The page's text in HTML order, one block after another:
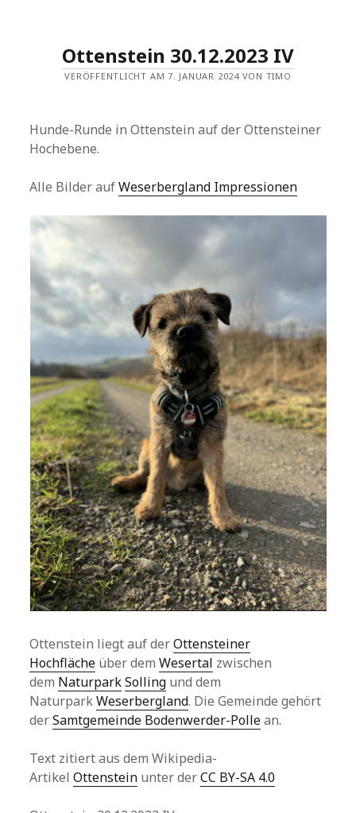
Ottenstein 30.12.2023 IV
VERÖFFENTLICHT AM 7. JANUAR 2024 VON TIMO
Hunde-Runde in Ottenstein auf der Ottensteiner
Hochebene.
Alle Bilder aufWeserbergland Impressionen
Ottenstein liegt auf derOttensteiner
Hochfläche über demWesertal zwischen
dem NaturparkSolling und dem
NaturparkWeserbergland. Die Gemeinde gehört
derSamtgemeinde Bodenwerder-Pollean.
Text zitiert aus dem Wikipedia-
Artikel Ottenstein unter derCC BY-SA 4.0